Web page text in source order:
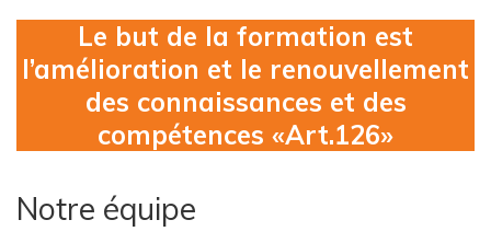
Le but de la formation est
l’amélioration et le renouvellement
des connaissances et des
compétences «Art.126»
Notre équipe